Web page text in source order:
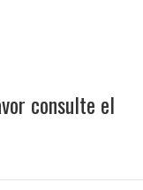
consulte el